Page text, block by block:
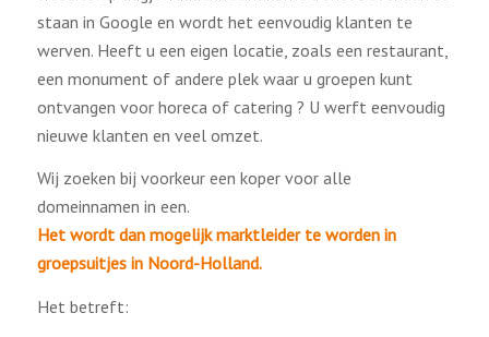
staan in Google en wordt het eenvoudig klanten te
werven. Heeft u een eigen locatie, zoals een restaurant,
een monument of andere plek waar u groepen kunt
ontvangen voor horeca of catering ? U werft eenvoudig
nieuwe klanten en veel omzet.
Wij zoeken bij voorkeur een koper voor alle
domeinnamen in een.
Het wordt dan mogelijk marktleider te worden in
groepsuitjes in Noord-Holland.
Het betreft: